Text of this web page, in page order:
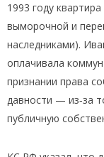
1993 году
выморочной и
наследниками).
оплачивала
признании права
давности — из‑за
публичную